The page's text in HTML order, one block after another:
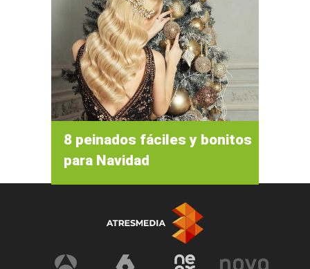
8 peinados fáciles y bonitos
para Navidad